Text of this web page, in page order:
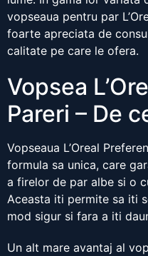
vopseaua pentru par
foarte apreciata de
calitate pe care le ofera.
Vopsea
Pareri – De
Vopseaua L’Oreal
formula sa unica, care
a firelor de par albe si o
Aceasta iti permite sa iti
mod sigur si fara a iti
Un alt mare avantaj al